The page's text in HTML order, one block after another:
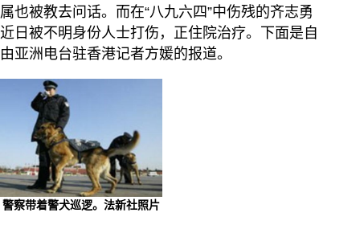
属也被教去问话。而在“八九六四”中伤残的齐志勇
近日被不明身份人士打伤，正住院治疗。下面是自
由亚洲电台驻香港记者方媛的报道。
警察带着警犬巡逻。法新社照片